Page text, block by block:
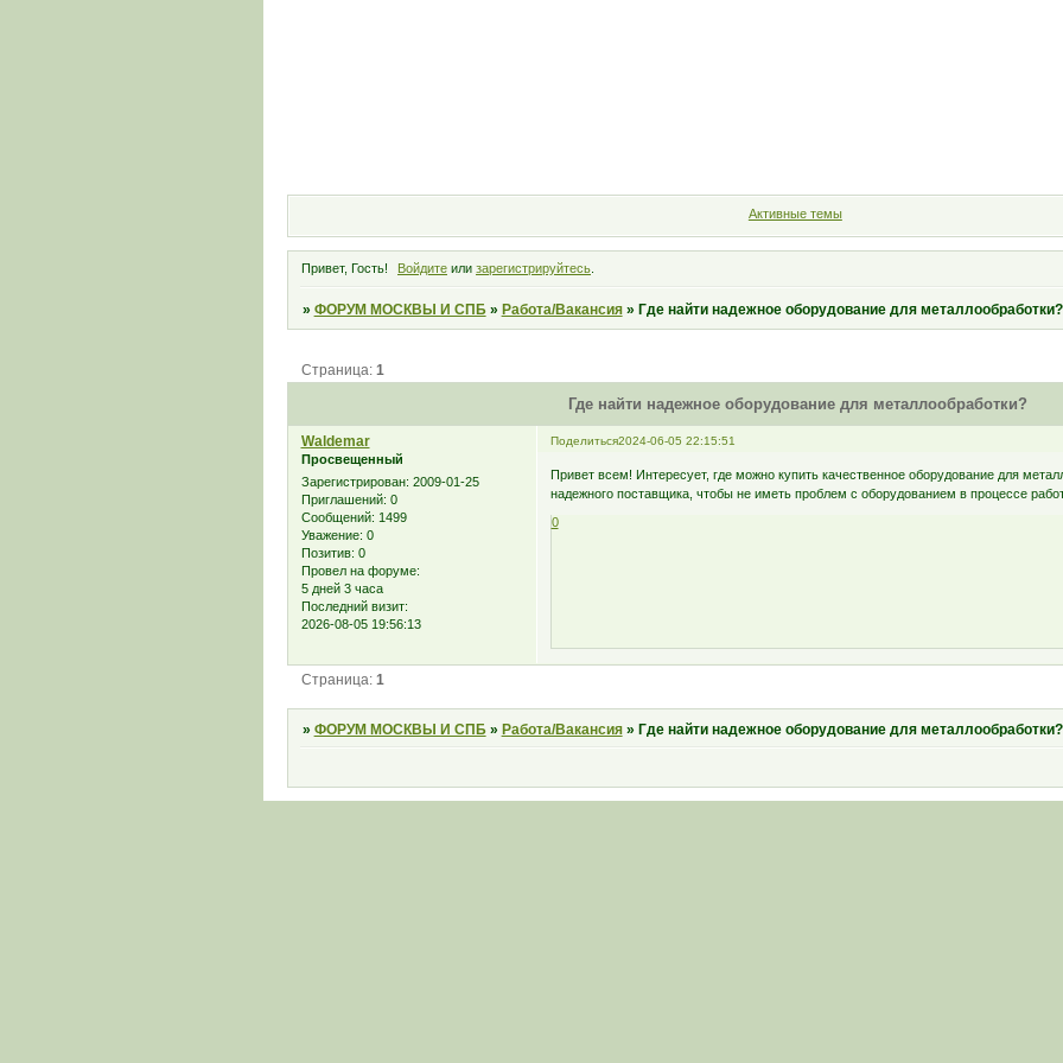
Активные темы
Привет, Гость! Войдите или зарегистрируйтесь.
» ФОРУМ МОСКВЫ И СПБ » Работа/Вакансия » Где найти надежное оборудование для металлообработки?
Где найти надежное оборудование для металлообработки?
Страница: 1
Поделиться2024-06-05 22:15:51
Waldemar
Просвещенный
Зарегистрирован: 2009-01-25
Приглашений: 0
Сообщений: 1499
Уважение: 0
Позитив: 0
Провел на форуме:
5 дней 3 часа
Последний визит:
2026-08-05 19:56:13
Привет всем! Интересует, где можно купить качественное оборудование для
надежного поставщика, чтобы не иметь проблем с оборудованием в процессе
0
Страница: 1
» ФОРУМ МОСКВЫ И СПБ » Работа/Вакансия » Где найти надежное оборудование для металлообработки?